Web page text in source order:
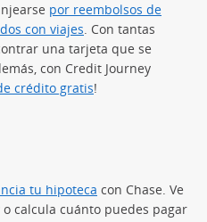
por reembolsos de
con viajes(Se abre en
. Con tantas
una tarjeta que se
con Credit Journey
crédito gratis(Se abre en
!
tu hipoteca con Chase. Ve
en superposición)
o calcula cuánto puedes pagar